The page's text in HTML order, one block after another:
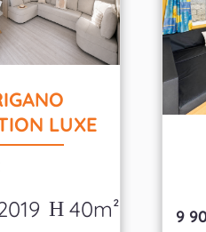
LUXE
40m² 9